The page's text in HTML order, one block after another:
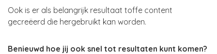
Ook is er als belangrijk resultaat toffe content
gecreëerd die hergebruikt kan worden.
Benieuwd hoe jij ook snel tot resultaten kunt komen?